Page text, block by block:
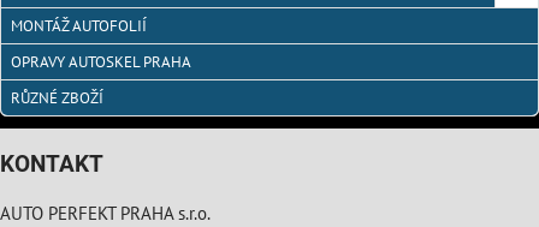
MONTÁŽ AUTOFOLIÍ
OPRAVY AUTOSKEL PRAHA
RŮZNÉ ZBOŽÍ
KONTAKT
AUTO PERFEKT PRAHA s.r.o.